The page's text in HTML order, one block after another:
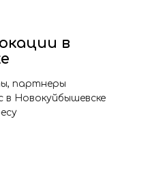
в
партнеры
Новокуйбышевске